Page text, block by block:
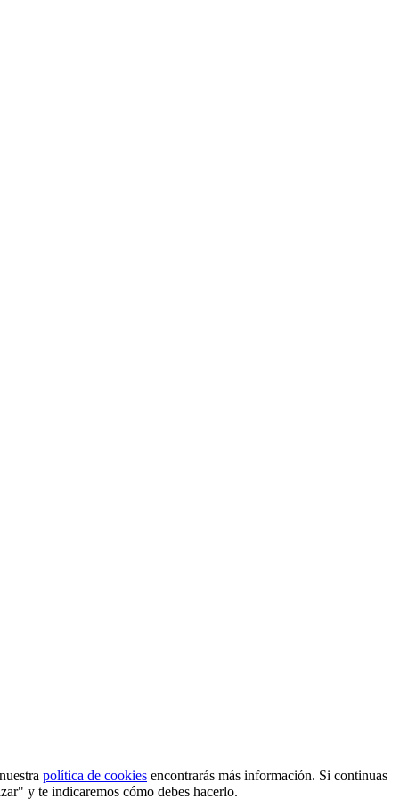
política de cookies encontrarás más información. Si continuas
y te indicaremos cómo debes hacerlo.